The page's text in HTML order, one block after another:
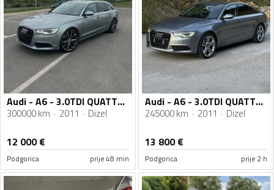
Audi - A6 - 3.0TDI QUATTRO
300000 km 2011 Dizel
12 000€
Podgorica prije 48 min
Audi - A6 - 3.0TDI QUATTRO
245000 km 2011 Dizel
13 800€
Podgorica prije 2 h